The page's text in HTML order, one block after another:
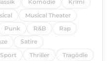
Komödie
Krimi
Musical Theater
Punk R&B
Rap
Satire
Sport Thriller
Tragödie